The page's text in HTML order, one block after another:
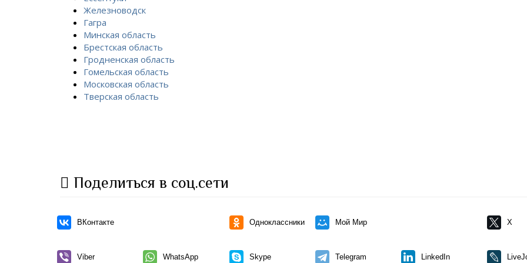
Железноводск
Гагра
Минская область
Брестская область
Гродненская область
Гомельская область
Московская область
Тверская область
Поделиться в соц.сети
ВКонтакте Одноклассники Мой Мир X
Viber WhatsApp Skype Telegram LinkedIn